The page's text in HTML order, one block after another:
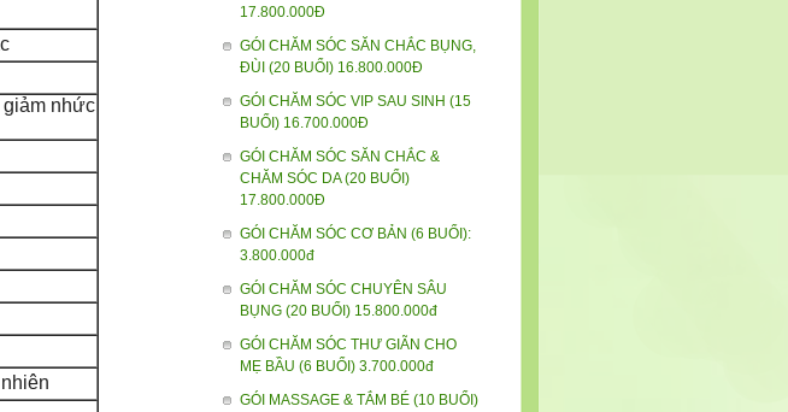
17.800.000Đ
GÓI CHĂM SÓC SĂN CHẮC BỤNG,
ĐÙI (20 BUỔI) 16.800.000Đ
GÓI CHĂM SÓC VIP SAU SINH (15
BUỔI) 16.700.000Đ
GÓI CHĂM SÓC SĂN CHẮC &
CHĂM SÓC DA (20 BUỔI)
17.800.000Đ
GÓI CHĂM SÓC CƠ BẢN (6 BUỔI):
3.800.000đ
GÓI CHĂM SÓC CHUYÊN SÂU
BỤNG (20 BUỔI) 15.800.000đ
GÓI CHĂM SÓC THƯ GIÃN CHO
MẸ BẦU (6 BUỔI) 3.700.000đ
GÓI MASSAGE & TẮM BÉ (10 BUỔI)
nhức